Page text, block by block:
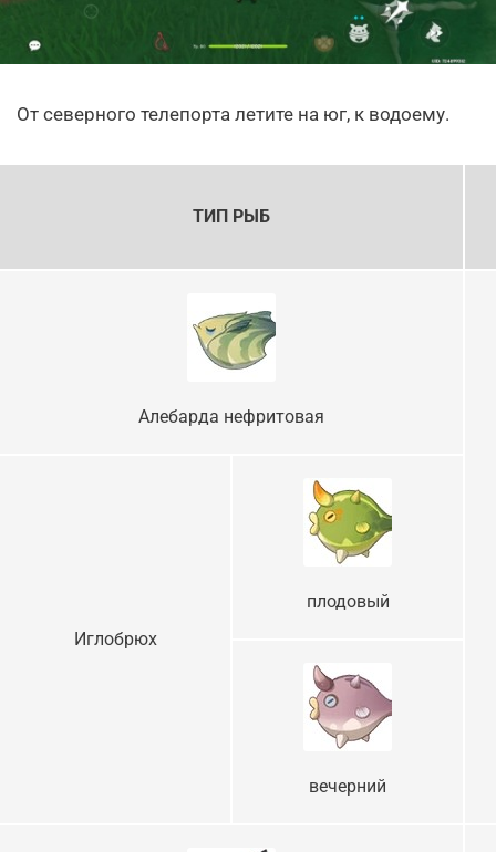
От северного телепорта летите на юг, к водоему.
ТИП РЫБ
Алебарда нефритовая
Иглобрюх
плодовый
вечерний